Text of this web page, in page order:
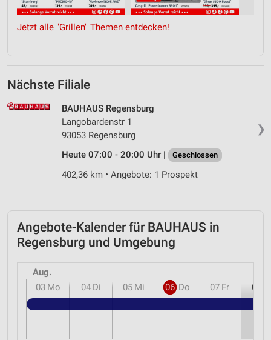
Jetzt alle "Grillen" Themen entdecken!
Nächste Filiale
❯
BAUHAUS Regensburg
Langobardenstr 1
93053 Regensburg
Heute 07:00 - 20:00 Uhr |
Geschlossen
402,36 km • Angebote: 1 Prospekt
Angebote-Kalender für BAUHAUS in
Regensburg und Umgebung
Aug.
03 Mo 04 Di 05 Mi 06 Do 07 Fr 08